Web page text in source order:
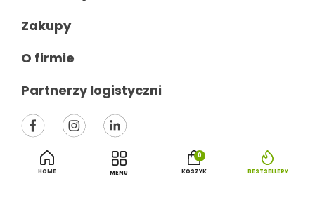
HOME MENU
0
KOSZYK BESTSELLERY
Zakupy
O firmie
Partnerzy logistyczni